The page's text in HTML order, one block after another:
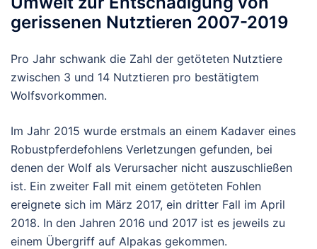
gerissenen Nutztieren 2007-2019
Pro Jahr schwank die Zahl der getöteten Nutztiere
zwischen 3 und 14 Nutztieren pro bestätigtem
Wolfsvorkommen.
Im Jahr 2015 wurde erstmals an einem Kadaver eines
Robustpferdefohlens Verletzungen gefunden, bei
denen der Wolf als Verursacher nicht auszuschließen
ist. Ein zweiter Fall mit einem getöteten Fohlen
ereignete sich im März 2017, ein dritter Fall im April
2018. In den Jahren 2016 und 2017 ist es jeweils zu
einem Übergriff auf Alpakas gekommen.